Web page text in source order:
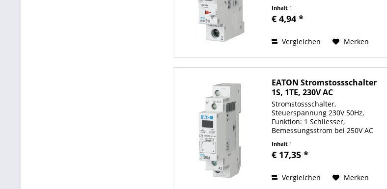
(IP):IP20, Baubreite:17,5mm,
Baugröße (nach DIN 43880):1,
Bemessungsspannung:230/400AC,...
Inhalt 1
€ 4,94 *
Vergleichen Merken
EATON Stromstossschalter
1S, 1TE, 230V AC
Stromstossschalter,
Steuerspannung 230V 50Hz,
Funktion: 1 Schliesser,
Bemessungsstrom bei 250V AC
Kappen-Einbaumaß 45mm,
Einbaubreite 1TE (17,5mm),
Klemmquerschnitt 0,5-10 qmm
ein- und...
Inhalt 1
€ 17,35 *
Vergleichen Merken